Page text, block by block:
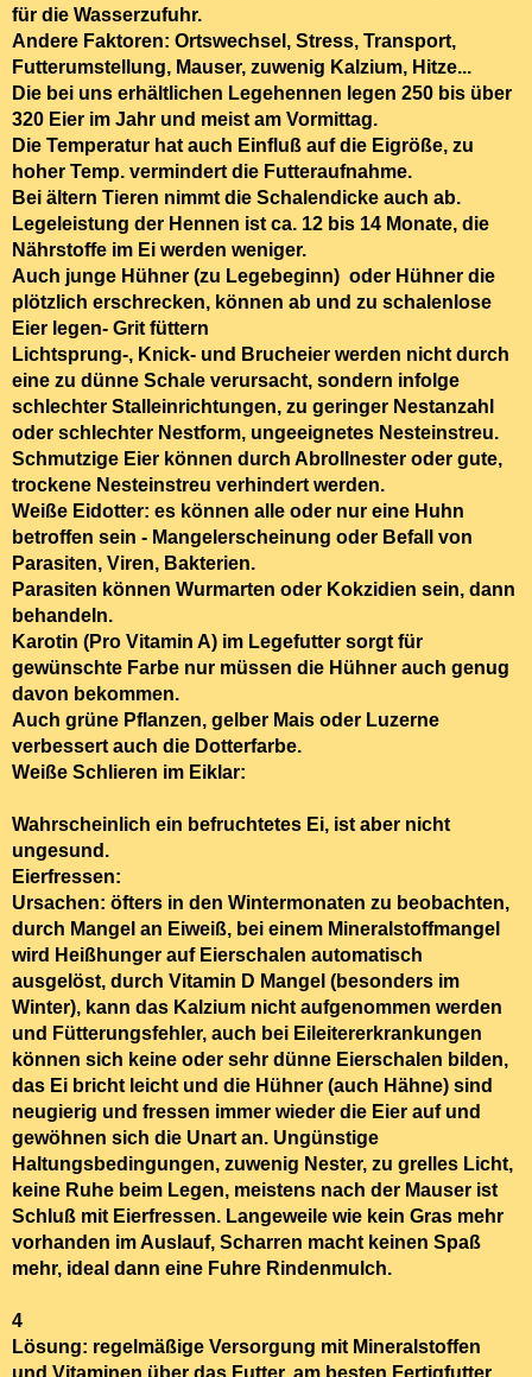
für die Wasserzufuhr.
Andere Faktoren: Ortswechsel, Stress, Transport,
Futterumstellung, Mauser, zuwenig Kalzium, Hitze...
Die bei uns erhältlichen Legehennen legen 250 bis über
320 Eier im Jahr und meist am Vormittag.
Die Temperatur hat auch Einfluß auf die Eigröße, zu
hoher Temp. vermindert die Futteraufnahme.
Bei ältern Tieren nimmt die Schalendicke auch ab.
Legeleistung der Hennen ist ca. 12 bis 14 Monate, die
Nährstoffe im Ei werden weniger.
Auch junge Hühner (zu Legebeginn) oder Hühner die
plötzlich erschrecken, können ab und zu schalenlose
Eier legen- Grit füttern
Lichtsprung-, Knick- und Brucheier werden nicht durch
eine zu dünne Schale verursacht, sondern infolge
schlechter Stalleinrichtungen, zu geringer Nestanzahl
oder schlechter Nestform, ungeeignetes Nesteinstreu.
Schmutzige Eier können durch Abrollnester oder gute,
trockene Nesteinstreu verhindert werden.
Weiße Eidotter: es können alle oder nur eine Huhn
betroffen sein - Mangelerscheinung oder Befall von
Parasiten, Viren, Bakterien.
Parasiten können Wurmarten oder Kokzidien sein, dann
behandeln.
Karotin (Pro Vitamin A) im Legefutter sorgt für
gewünschte Farbe nur müssen die Hühner auch genug
davon bekommen.
Auch grüne Pflanzen, gelber Mais oder Luzerne
verbessert auch die Dotterfarbe.
Weiße Schlieren im Eiklar:
Wahrscheinlich ein befruchtetes Ei, ist aber nicht
ungesund.
Eierfressen:
Ursachen: öfters in den Wintermonaten zu beobachten,
durch Mangel an Eiweiß, bei einem Mineralstoffmangel
wird Heißhunger auf Eierschalen automatisch
ausgelöst, durch Vitamin D Mangel (besonders im
Winter), kann das Kalzium nicht aufgenommen werden
und Fütterungsfehler, auch bei Eileitererkrankungen
können sich keine oder sehr dünne Eierschalen bilden,
das Ei bricht leicht und die Hühner (auch Hähne) sind
neugierig und fressen immer wieder die Eier auf und
gewöhnen sich die Unart an. Ungünstige
Haltungsbedingungen, zuwenig Nester, zu grelles Licht,
keine Ruhe beim Legen, meistens nach der Mauser ist
Schluß mit Eierfressen. Langeweile wie kein Gras mehr
vorhanden im Auslauf, Scharren macht keinen Spaß
mehr, ideal dann eine Fuhre Rindenmulch.
4
Lösung: regelmäßige Versorgung mit Mineralstoffen
und Vitaminen über das Futter, am besten Fertigfutter,